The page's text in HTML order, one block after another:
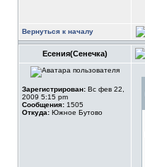
Вернуться к началу
Есения(Сенечка)
Зарегистрирован: Вс фев 22,
2009 5:15 pm
Сообщения: 1505
Откуда: Южное Бутово